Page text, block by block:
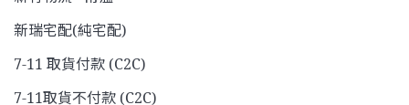
新瑞宅配(純宅配)
7-11 取貨付款 (C2C)
7-11取貨不付款 (C2C)